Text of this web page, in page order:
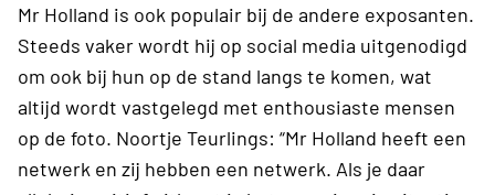
Mr Holland is ook populair bij de andere exposanten.
Steeds vaker wordt hij op social media uitgenodigd
om ook bij hun op de stand langs te komen, wat
altijd wordt vastgelegd met enthousiaste mensen
op de foto. Noortje Teurlings: “Mr Holland heeft een
netwerk en zij hebben een netwerk. Als je daar